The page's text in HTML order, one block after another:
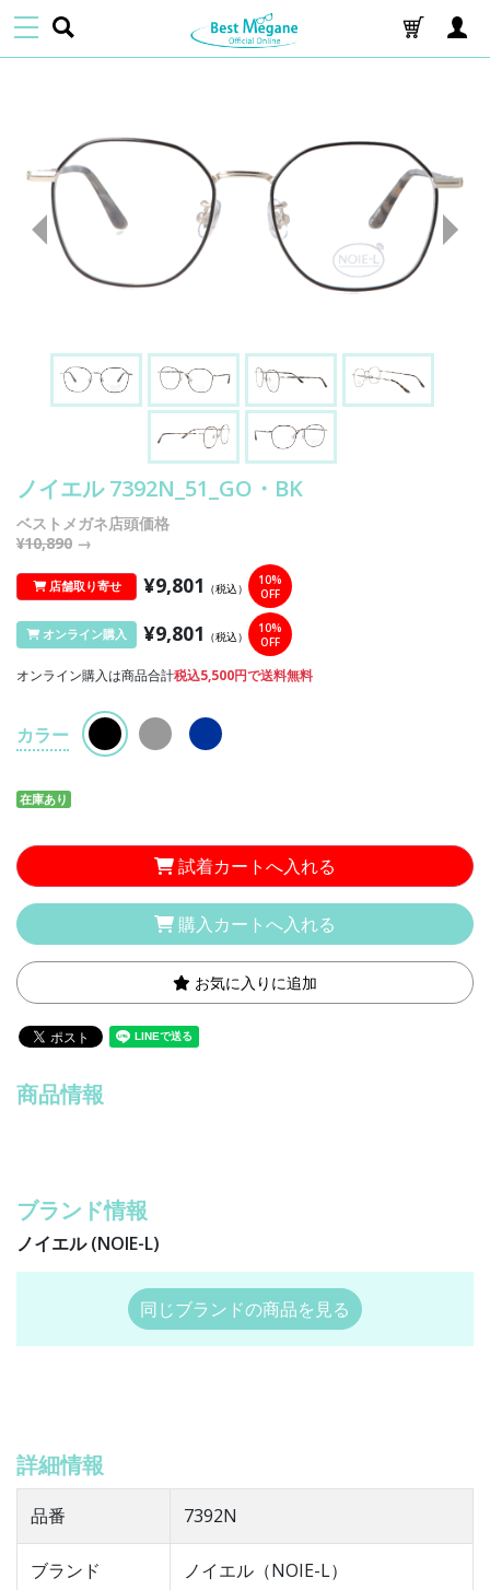
ノイエル 7392N_51_GO・BK
ベストメガネ店頭価格
¥10,890 →
店舗取り寄せ ¥9,801 （税込）
10%
OFF
オンライン購入 ¥9,801 （税込）
10%
OFF
オンライン購入は商品合計税込5,500円で送料無料
カラー
在庫あり
試着カートへ入れる
購入カートへ入れる
お気に入りに追加
商品情報
ブランド情報
ノイエル (NOIE-L)
同じブランドの商品を見る
詳細情報
品番 7392N
ブランド ノイエル（NOIE-L）